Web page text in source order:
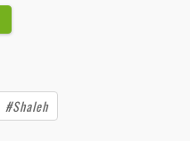
#Shaleh